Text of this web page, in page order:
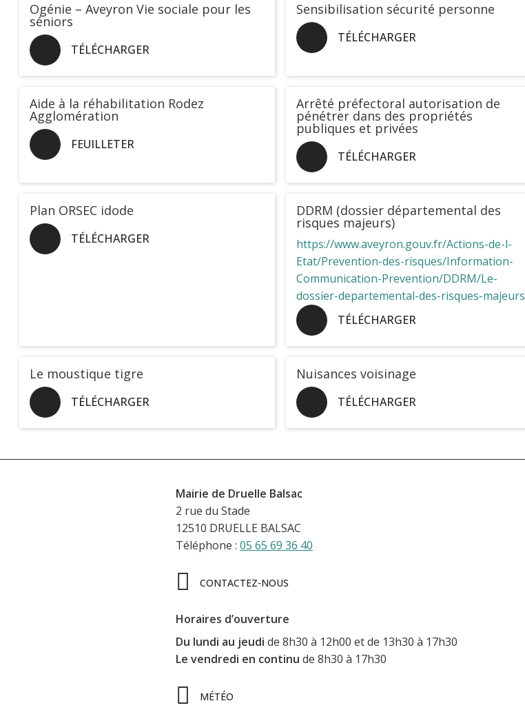
Ogénie – Aveyron Vie sociale pour les
séniors
TÉLÉCHARGER
Sensibilisation sécurité personne
TÉLÉCHARGER
Aide à la réhabilitation Rodez
Agglomération
FEUILLETER
Arrêté préfectoral autorisation de
pénétrer dans des propriétés
publiques et privées
TÉLÉCHARGER
Plan ORSEC idode
TÉLÉCHARGER
DDRM (dossier départemental des
risques majeurs)
https://www.aveyron.gouv.fr/Actions-de-l-
Etat/Prevention-des-risques/Information-
Communication-Prevention/DDRM/Le-
dossier-departemental-des-risques-majeurs
TÉLÉCHARGER
Le moustique tigre
TÉLÉCHARGER
Nuisances voisinage
TÉLÉCHARGER
Mairie de Druelle Balsac
2 rue du Stade
12510 DRUELLE BALSAC
Téléphone : 05 65 69 36 40
CONTACTEZ-NOUS
Horaires d’ouverture
Du lundi au jeudi de 8h30 à 12h00 et de 13h30 à 17h30
Le vendredi en continu de 8h30 à 17h30
MÉTÉO